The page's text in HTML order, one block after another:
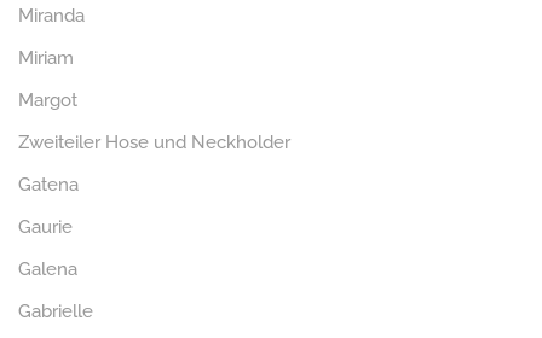
Miranda
Miriam
Margot
Zweiteiler Hose und Neckholder
Gatena
Gaurie
Galena
Gabrielle